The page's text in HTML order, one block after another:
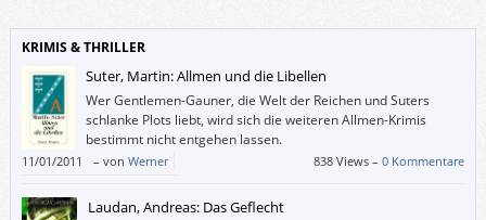
KRIMIS & THRILLER
Suter, Martin: Allmen und die Libellen
Wer Gentlemen-Gauner, die Welt der Reichen und Suters
schlanke Plots liebt, wird sich die weiteren Allmen-Krimis
bestimmt nicht entgehen lassen.
11/01/2011 – von Werner 838 Views –0 Kommentare
Laudan, Andreas: Das Geflecht